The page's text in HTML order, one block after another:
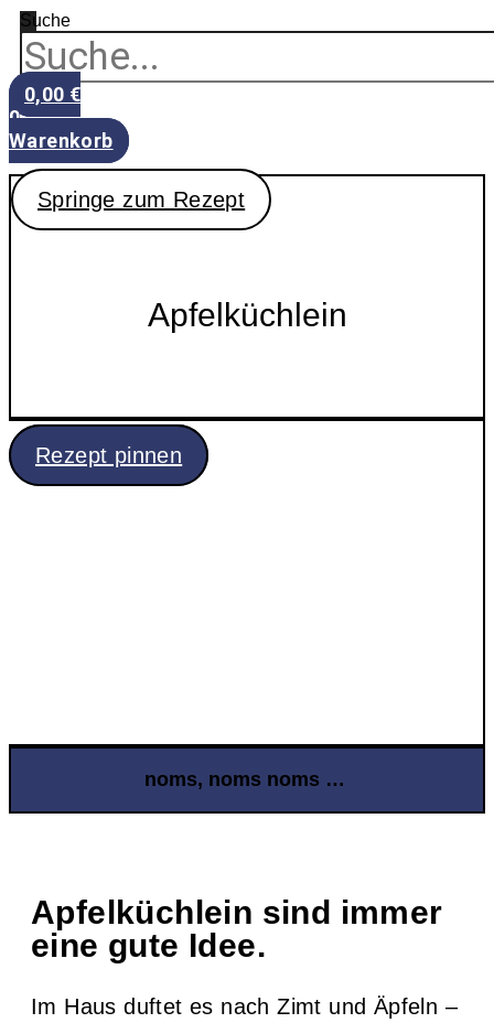
Suche
0,00 €
0
Warenkorb
Springe zum Rezept
Apfelküchlein
Rezept pinnen
noms, noms noms …
Apfelküchlein sind immer
eine gute Idee.
Im Haus duftet es nach Zimt und Äpfeln –